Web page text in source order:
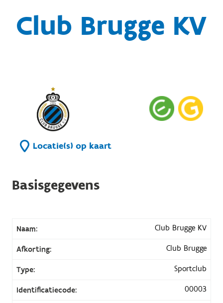
Club Brugge KV
Locatie(s) op kaart
Basisgegevens
Naam: Club Brugge KV
Afkorting: Club Brugge
Type: Sportclub
Identificatiecode: 00003